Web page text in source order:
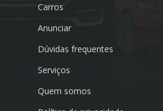
Carros
Anunciar
Dúvidas frequentes
Serviços
Quem somos